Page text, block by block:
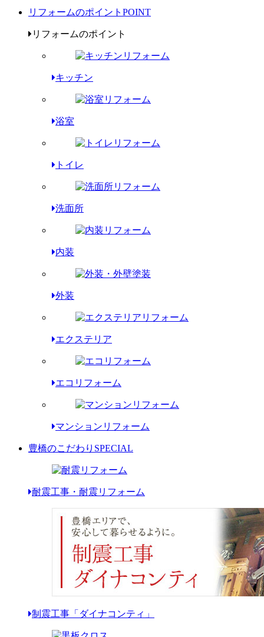
リフォームのポイント POINT
リフォームのポイント
キッチン
浴室
トイレ
洗面所
内装
外装
エクステリア
エコリフォーム
マンションリフォーム
豊橋のこだわり SPECIAL
耐震工事・耐震リフォーム
制震工事「ダイナコンティ」